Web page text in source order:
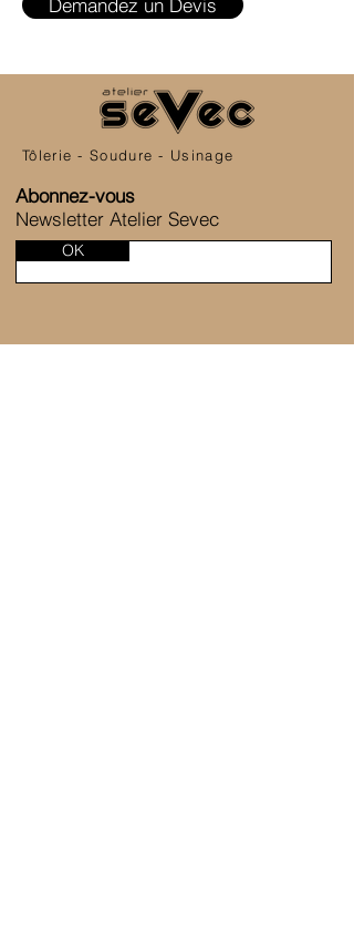
Demandez un Devis
Tôlerie - Soudure - Usinage
Abonnez-vous
Newsletter Atelier Sevec
OK